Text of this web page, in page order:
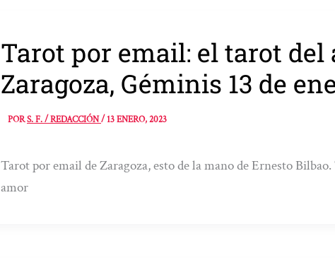
Tarot por email: el tarot
Zaragoza, Géminis 13 de
PORS. F. / REDACCIÓN/13 ENERO, 2023
Tarot por email de Zaragoza, esto de la mano de Ernesto
amor